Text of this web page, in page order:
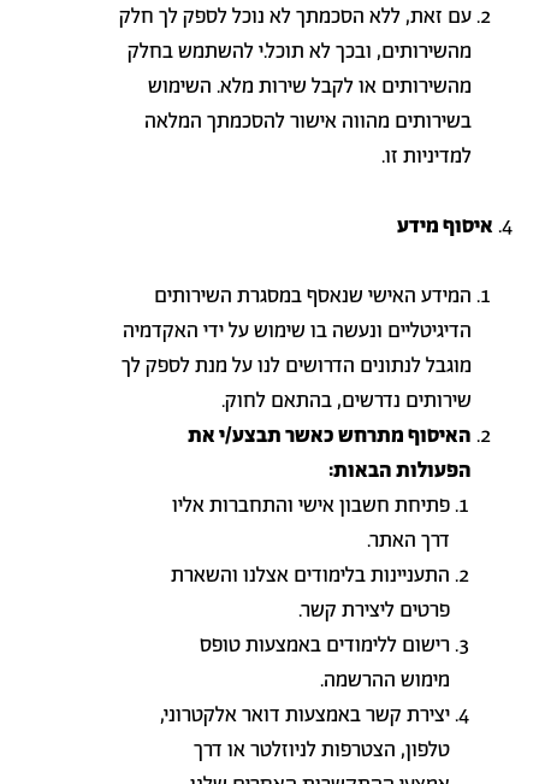
עם זאת, ללא הסכמתך לא נוכל לספק לך חלק
מהשירותים, ובכך לא תוכל.י להשתמש בחלק
מהשירותים או לקבל שירות מלא. השימוש
בשירותים מהווה אישור להסכמתך המלאה
למדיניות זו.
איסוף מידע
המידע האישי שנאסף במסגרת השירותים
הדיגיטליים ונעשה בו שימוש על ידי האקדמיה
מוגבל לנתונים הדרושים לנו על מנת לספק לך
שירותים נדרשים, בהתאם לחוק.
האיסוף מתרחש כאשר תבצע/י את
הפעולות הבאות:
פתיחת חשבון אישי והתחברות אליו
דרך האתר.
התעניינות בלימודים אצלנו והשארת
פרטים ליצירת קשר.
רישום ללימודים באמצעות טופס
מימוש ההרשמה.
יצירת קשר באמצעות דואר אלקטרוני,
טלפון, הצטרפות לניוזלטר או דרך